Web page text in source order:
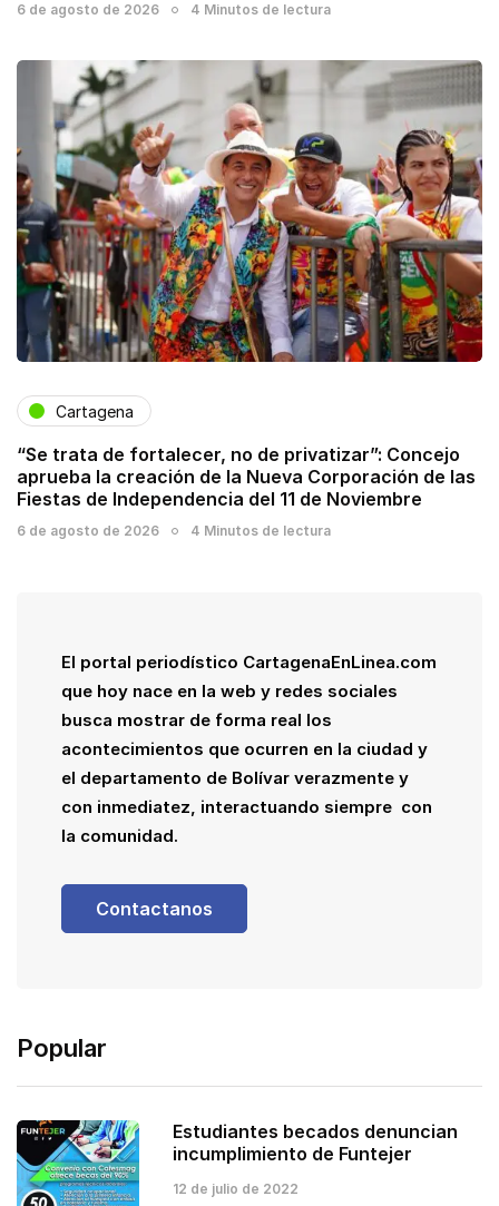
6 de agosto de 2026 4 Minutos de lectura
Cartagena
“Se trata de fortalecer, no de privatizar”: Concejo
aprueba la creación de la Nueva Corporación de las
Fiestas de Independencia del 11 de Noviembre
6 de agosto de 2026 4 Minutos de lectura
El portal periodístico CartagenaEnLinea.com
que hoy nace en la web y redes sociales
busca mostrar de forma real los
acontecimientos que ocurren en la ciudad y
el departamento de Bolívar verazmente y
con inmediatez, interactuando siempre con
la comunidad.
Contactanos
Popular
Estudiantes becados denuncian
incumplimiento de Funtejer
12 de julio de 2022